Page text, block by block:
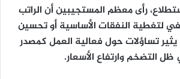
رأى معظم المستجيبين أن الراتب
لتغطية النفقات الأساسية أو تحسين
تساؤلات حول فعالية العمل كمصدر
ظل التضخم وارتفاع الأسعار.